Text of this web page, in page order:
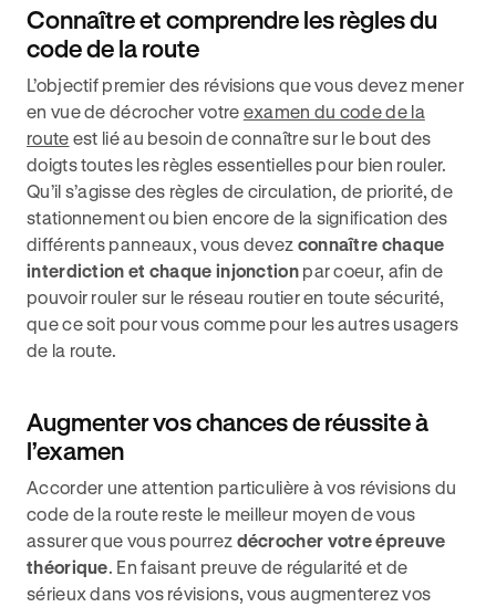
Connaître et comprendre les règles du
code de la route
L’objectif premier des révisions que vous devez mener
en vue de décrocher votre examen du code de la
route est lié au besoin de connaître sur le bout des
doigts toutes les règles essentielles pour bien rouler.
Qu’il s’agisse des règles de circulation, de priorité, de
stationnement ou bien encore de la signification des
différents panneaux, vous devez connaître chaque
interdiction et chaque injonctionpar coeur, afin de
pouvoir rouler sur le réseau routier en toute sécurité,
que ce soit pour vous comme pour les autres usagers
de la route.
Augmenter vos chances de réussite à
l’examen
Accorder une attention particulière à vos révisions du
code de la route reste le meilleur moyen de vous
assurer que vous pourrez décrocher votre épreuve
théorique. En faisant preuve de régularité et de
sérieux dans vos révisions, vous augmenterez vos